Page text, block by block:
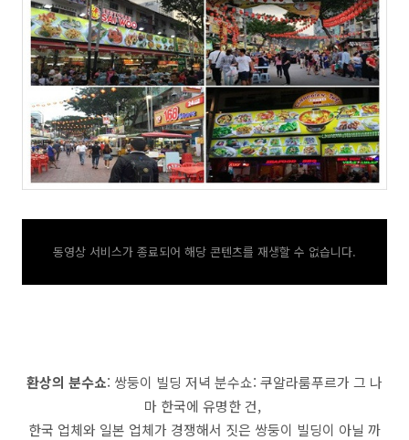
동영상 서비스가 종료되어 해당 콘텐츠를 재생할 수 없습니다.
환상의 분수쇼: 쌍둥이 빌딩 저녁 분수쇼: 쿠알라룸푸르가 그 나
마 한국에 유명한 건,
한국 업체와 일본 업체가 경쟁해서 짓은 쌍둥이 빌딩이 아닐 까